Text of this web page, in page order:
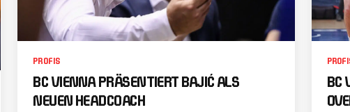
PROFIS
BC VIENNA PRÄSENTIERT BAJIĆ ALS
NEUEN HEADCOACH
BC